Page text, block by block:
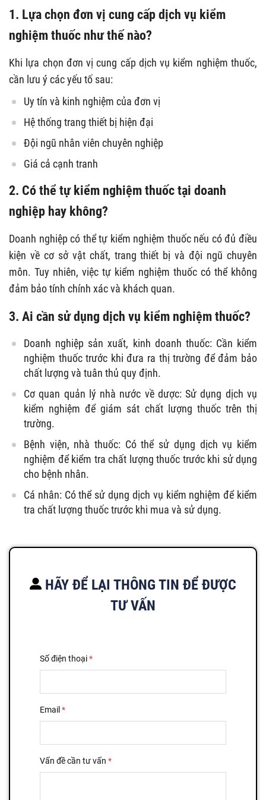
1. Lựa chọn đơn vị cung cấp dịch vụ kiểm
nghiệm thuốc như thế nào?
Khi lựa chọn đơn vị cung cấp dịch vụ kiểm nghiệm thuốc,
cần lưu ý các yếu tố sau:
Uy tín và kinh nghiệm của đơn vị
Hệ thống trang thiết bị hiện đại
Đội ngũ nhân viên chuyên nghiệp
Giá cả cạnh tranh
2. Có thể tự kiểm nghiệm thuốc tại doanh
nghiệp hay không?
Doanh nghiệp có thể tự kiểm nghiệm thuốc nếu có đủ điều
kiện về cơ sở vật chất, trang thiết bị và đội ngũ chuyên
môn. Tuy nhiên, việc tự kiểm nghiệm thuốc có thể không
đảm bảo tính chính xác và khách quan.
3. Ai cần sử dụng dịch vụ kiểm nghiệm thuốc?
Doanh nghiệp sản xuất, kinh doanh thuốc: Cần kiểm
nghiệm thuốc trước khi đưa ra thị trường để đảm bảo
chất lượng và tuân thủ quy định.
Cơ quan quản lý nhà nước về dược: Sử dụng dịch vụ
kiểm nghiệm để giám sát chất lượng thuốc trên thị
trường.
Bệnh viện, nhà thuốc: Có thể sử dụng dịch vụ kiểm
nghiệm để kiểm tra chất lượng thuốc trước khi sử dụng
cho bệnh nhân.
Cá nhân: Có thể sử dụng dịch vụ kiểm nghiệm để kiểm
tra chất lượng thuốc trước khi mua và sử dụng.
HÃY ĐỂ LẠI THÔNG TIN ĐỂ ĐƯỢC
TƯ VẤN